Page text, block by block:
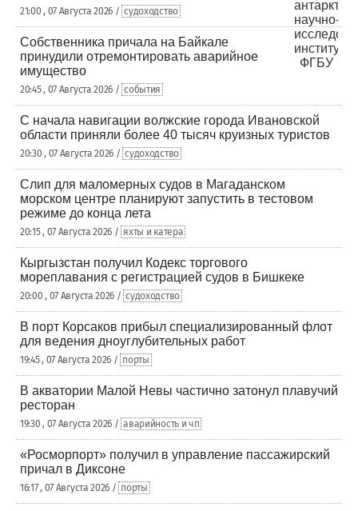
21:00 , 07 Августа 2026 / судоходство
Собственника причала на Байкале
принудили отремонтировать аварийное
имущество
20:45 , 07 Августа 2026 / события
С начала навигации волжские города Ивановской
области приняли более 40 тысяч круизных туристов
20:30 , 07 Августа 2026 / судоходство
Слип для маломерных судов в Магаданском
морском центре планируют запустить в тестовом
режиме до конца лета
20:15 , 07 Августа 2026 / яхты и катера
Кыргызстан получил Кодекс торгового
мореплавания с регистрацией судов в Бишкеке
20:00 , 07 Августа 2026 / судоходство
В порт Корсаков прибыл специализированный флот
для ведения дноуглубительных работ
19:45 , 07 Августа 2026 / порты
В акватории Малой Невы частично затонул плавучий
ресторан
19:30 , 07 Августа 2026 / аварийность и чп
«Росморпорт» получил в управление пассажирский
причал в Диксоне
16:17 , 07 Августа 2026 / порты